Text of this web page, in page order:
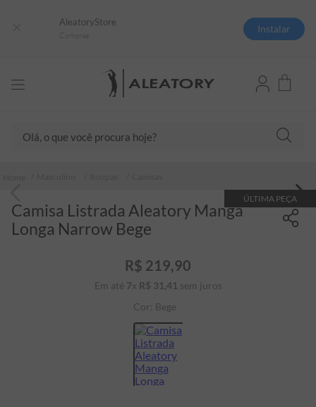
AleatoryStore
Instalar
ÚLTIMA PEÇA
Camisa Listrada Aleatory Manga
Longa Narrow Bege
R$ 219,90
Em até 7x R$ 31 ,41 sem juros
Cor: Bege
camisas polo
2º
camiseta listrada
4º
camiseta
5º
jaqueta
6º
7º
8º
9